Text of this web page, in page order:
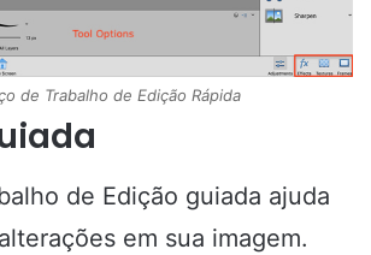
de Trabalho de Edição Rápida
de Edição guiada ajuda
em sua imagem.